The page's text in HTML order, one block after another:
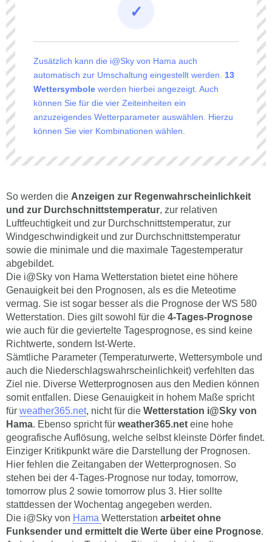
Zusätzlich kann die i@Sky von Hama auch
automatisch zur Umschaltung eingestellt werden. 13
Wettersymbole werden hierbei angezeigt. Auch
können Sie für die vier Zeiteinheiten ein
anzuzeigendes Wetterparameter auswählen. Hierzu
können Sie vier Kombinationen wählen.
So werden die Anzeigen zur Regenwahrscheinlichkeit
und zur Durchschnittstemperatur, zur relativen
Luftfeuchtigkeit und zur Durchschnittstemperatur, zur
Windgeschwindigkeit und zur Durchschnittstemperatur
sowie die minimale und die maximale Tagestemperatur
abgebildet.
Die i@Sky von Hama Wetterstation bietet eine höhere
Genauigkeit bei den Prognosen, als es die Meteotime
vermag. Sie ist sogar besser als die Prognose der WS 580
Wetterstation. Dies gilt sowohl für die 4-Tages-Prognose
wie auch für die geviertelte Tagesprognose, es sind keine
Richtwerte, sondern Ist-Werte.
Sämtliche Parameter (Temperaturwerte, Wettersymbole und
auch die Niederschlagswahrscheinlichkeit) verfehlten das
Ziel nie. Diverse Wetterprognosen aus den Medien können
somit entfallen. Diese Genauigkeit in hohem Maße spricht
für weather365.net, nicht für die Wetterstation i@Sky von
Hama. Ebenso spricht für weather365.net eine hohe
geografische Auflösung, welche selbst kleinste Dörfer findet.
Einziger Kritikpunkt wäre die Darstellung der Prognosen.
Hier fehlen die Zeitangaben der Wetterprognosen. So
stehen bei der 4-Tages-Prognose nur today, tomorrow,
tomorrow plus 2 sowie tomorrow plus 3. Hier sollte
stattdessen der Wochentag angegeben werden.
Die i@Sky von Hama Wetterstation arbeitet ohne
Funksender und ermittelt die Werte über eine Prognose.